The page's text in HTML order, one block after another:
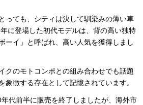
っても、シティは決して馴染みの薄い車
に登場した初代モデルは、背の高い独特
ーイ」と呼ばれ、高い人気を獲得しまし
クのモトコンポとの組み合わせでも話題
象徴する存在として記憶されています。
代前半に販売を終了しましたが、海外市